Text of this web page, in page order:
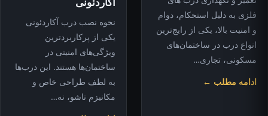
فلزی به دلیل استحکام، دوام
و امنیت بالا، یکی از رایج‌ترین
انواع درب در ساختمان‌های
مسکونی، تجاری…
ادامه مطلب ←
نحوه نصب درب آکاردئونی
یکی از پرکاربردترین
ویژگی‌های امنیتی در
ساختمان‌ها هستند. این درب‌ها
به لطف طراحی خاص و
مکانیزم تاشو، نه…